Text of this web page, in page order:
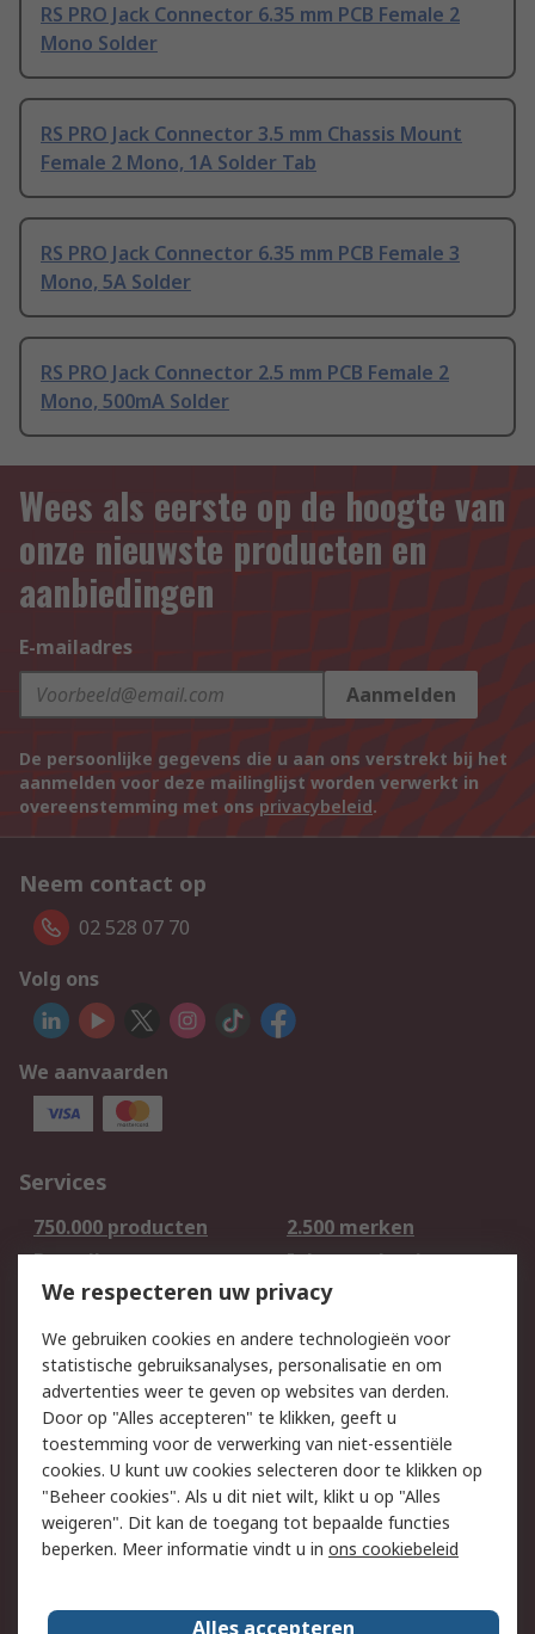
RS PRO Jack Connector 6.35 mm PCB Female 2
Mono Solder
RS PRO Jack Connector 3.5 mm Chassis Mount
Female 2 Mono, 1A Solder Tab
RS PRO Jack Connector 6.35 mm PCB Female 3
Mono, 5A Solder
RS PRO Jack Connector 2.5 mm PCB Female 2
Mono, 500mA Solder
Wees als eerste op de hoogte van
onze nieuwste producten en
aanbiedingen
E-mailadres
Aanmelden
De persoonlijke gegevens die u aan ons verstrekt bij het
aanmelden voor deze mailinglijst worden verwerkt in
overeenstemming met ons privacybeleid.
Neem contact op
02 528 07 70
Volg ons
We aanvaarden
Services
750.000 producten
2.500 merken
Bestellen
Inkoopoplossingen
Retouren
Technisch advies
Track & Trace
Wettelijk
Cookiebeleid
Email veiligheid
Privacybeleid -
Bijgewerkt
Websitevoorwaarden
Algemene
verkoopvoorwaarden
Over RS
We respecteren uw privacy
We gebruiken cookies en andere technologieën voor
statistische gebruiksanalyses, personalisatie en om
advertenties weer te geven op websites van derden.
Door op "Alles accepteren" te klikken, geeft u
toestemming voor de verwerking van niet-essentiële
cookies. U kunt uw cookies selecteren door te klikken op
"Beheer cookies". Als u dit niet wilt, klikt u op "Alles
weigeren". Dit kan de toegang tot bepaalde functies
beperken. Meer informatie vindt u in ons cookiebeleid
Alles accepteren